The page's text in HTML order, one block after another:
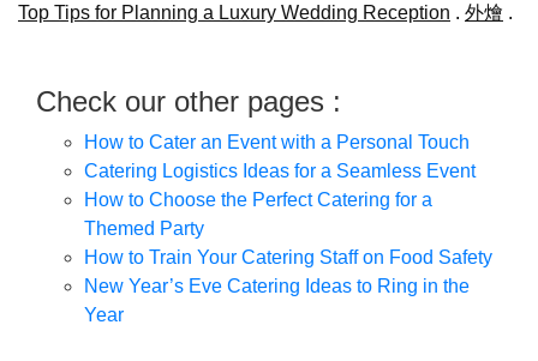
Top Tips for Planning a Luxury Wedding Reception . 外燴 .
Check our other pages :
How to Cater an Event with a Personal Touch
Catering Logistics Ideas for a Seamless Event
How to Choose the Perfect Catering for a
Themed Party
How to Train Your Catering Staff on Food Safety
New Year’s Eve Catering Ideas to Ring in the
Year